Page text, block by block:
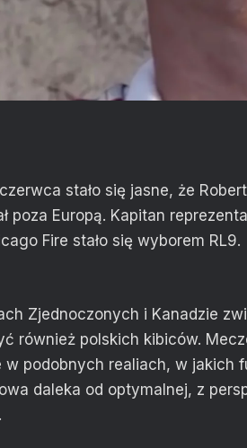
stało się jasne, że
poza Europą. Kapitan
Fire stało się wyborem RL9.
Zjednoczonych i Kanadzie
również polskich kibiców.
w podobnych realiach, w jakich
daleka od optymalnej, z